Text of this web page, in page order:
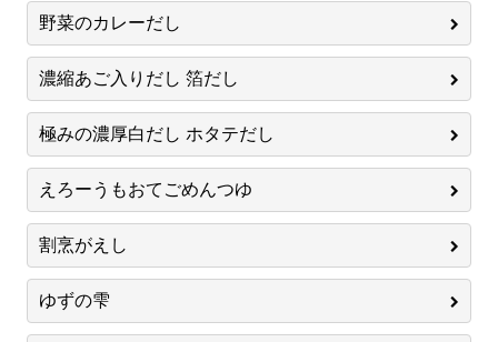
野菜のカレーだし
濃縮あご入りだし 箔だし
極みの濃厚白だし ホタテだし
えろーうもおてごめんつゆ
割烹がえし
ゆずの雫